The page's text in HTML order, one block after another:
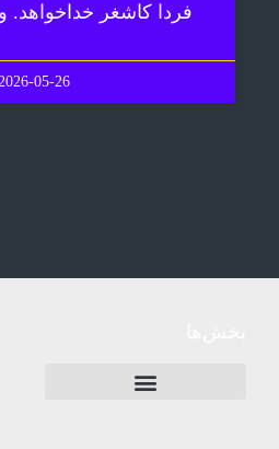
فردا کاشغر خداخواهد.
05-26